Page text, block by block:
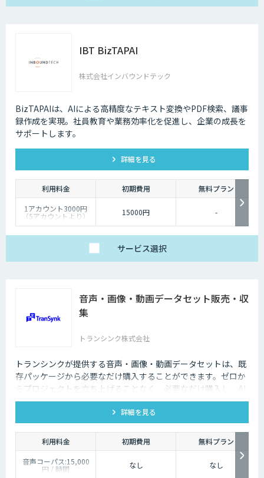
IBT BizTAPAI
株式会社インバウンドテック
BizTAPAIは、AIによる高精度なテキスト変換やPDF検索、議事
録作成を実現。社員教育や業務効率化を促進し、企業の成長を
サポートします。
詳細を見る
利用料金 初期費用
無料プラン
1アカウント3000円
（5アカウントより） 15000円 -
サービス選択
音声・画像・動画データセット販売・収
集
トランシンク株式会社
トランシンクが提供する音声・画像・動画データセットは、既
存パッケージから必要なだけ購入することができます。ゼロか
らプロジェクトを立ち上げることなく、必要なだけ購入し、AI
モデルの開発ができます。
詳細を見る
利用料金 初期費用
無料プラン
音声コーパス:15,000
円 / 時間 なし なし